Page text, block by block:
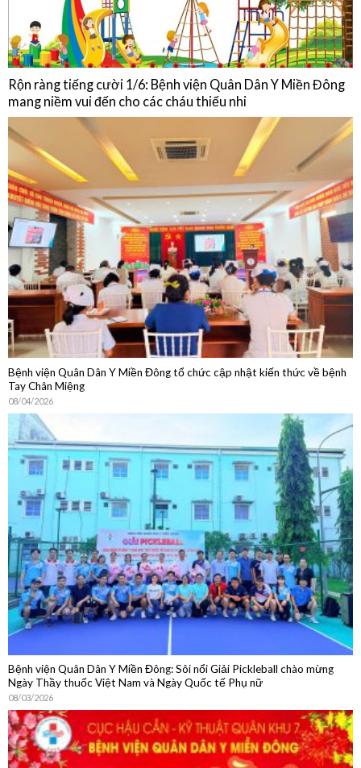
Rộn ràng tiếng cười 1/6: Bệnh viện Quân Dân Y Miền Đông
mang niềm vui đến cho các cháu thiếu nhi
Bệnh viện Quân Dân Y Miền Đông tổ chức cập nhật kiến thức về bệnh
Tay Chân Miệng
08/04/2026